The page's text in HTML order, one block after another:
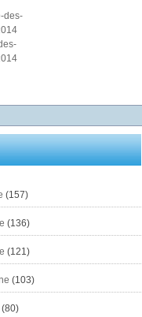
(157)
(136)
(121)
(103)
(80)